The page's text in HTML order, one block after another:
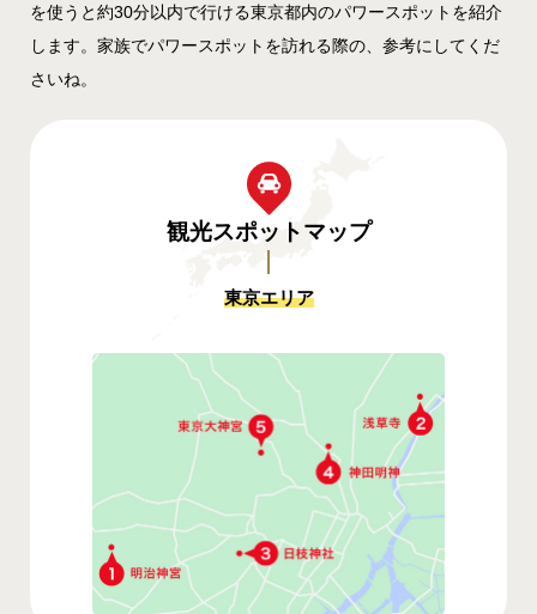
を使うと約30分以内で行ける東京都内のパワースポットを紹介
します。家族でパワースポットを訪れる際の、参考にしてくだ
さいね。
観光スポットマップ
東京エリア